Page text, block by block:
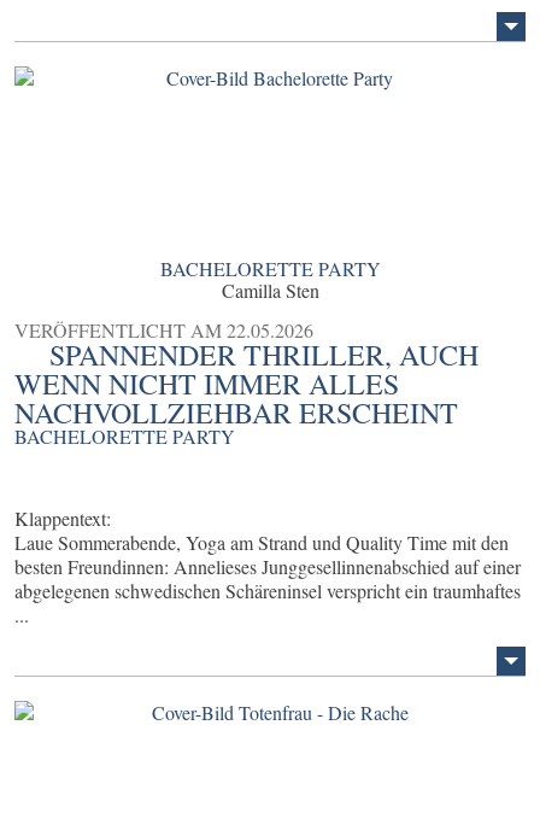
BACHELORETTE PARTY
Camilla Sten
VERÖFFENTLICHT AM22.05.2026
SPANNENDER THRILLER, AUCH
WENN NICHT IMMER ALLES
NACHVOLLZIEHBAR ERSCHEINT
BACHELORETTE PARTY
Klappentext:
Laue Sommerabende, Yoga am Strand und Quality Time mit den
besten Freundinnen: Annelieses Junggesellinnenabschied auf einer
abgelegenen schwedischen Schäreninsel verspricht ein traumhaftes
...